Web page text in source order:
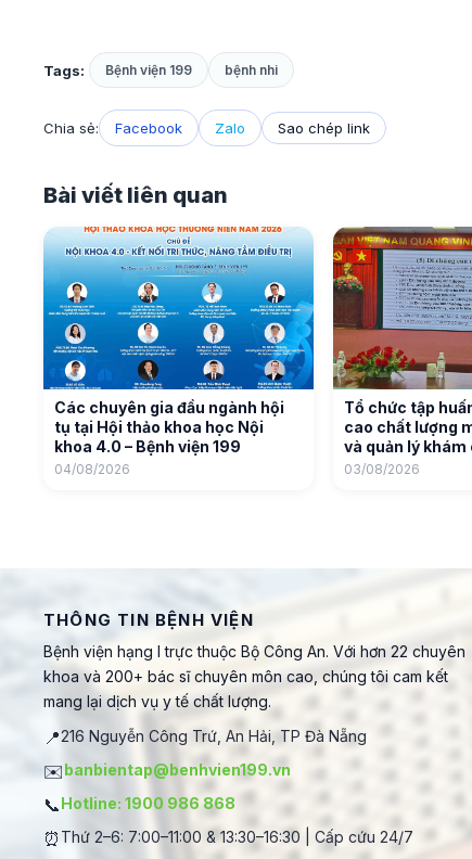
Tags: Bệnh viện 199 bệnh nhi
Chia sẻ: Facebook Zalo Sao chép link
Bài viết liên quan
Các chuyên gia đầu ngành hội
tụ tại Hội thảo khoa học Nội
khoa 4.0 – Bệnh viện 199
04/08/2026
Tổ chức tập
cao chất lượng
và quản lý khám
03/08/2026
THÔNG TIN BỆNH VIỆN
Bệnh viện hạng I trực thuộc Bộ Công An. Với hơn 22 chuyên
khoa và 200+ bác sĩ chuyên môn cao, chúng tôi cam kết
mang lại dịch vụ y tế chất lượng.
📍216 Nguyễn Công Trứ, An Hải, TP Đà Nẵng
✉️banbientap@benhvien199.vn
📞Hotline: 1900 986 868
⏰ Thứ 2–6: 7:00–11:00 & 13:30–16:30 | Cấp cứu 24/7